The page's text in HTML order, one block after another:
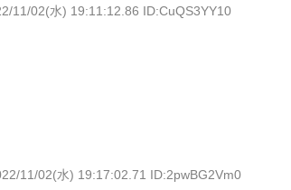
11/02(水) 19:11:12.86 ID:CuQS3YY10
11/02(水) 19:17:02.71 ID:2pwBG2Vm0